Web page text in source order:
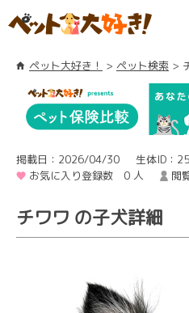
ペット大好き！ ペット検索
掲載日：2026/04/30
生体ID：
お気に入り登録数 0 人
閲
チワワ の子犬詳細